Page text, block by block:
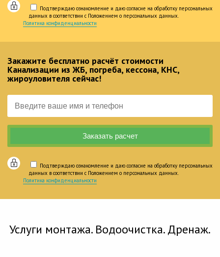
Подтверждаю ознакомление и даю согласие на обработку персональных
данных в соответствии с Положением о персональных данных.
Политика конфиденциальности
Закажите бесплатно расчёт стоимости
Канализации из ЖБ, погреба, кессона, КНС,
жироуловителя сейчас!
Подтверждаю ознакомление и даю согласие на обработку персональных
данных в соответствии с Положением о персональных данных.
Политика конфиденциальности
Услуги монтажа. Водоочистка. Дренаж.